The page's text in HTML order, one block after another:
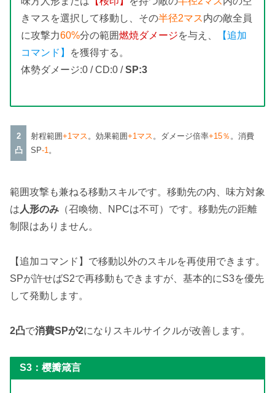
きマスを選択して移動し、その半径2マス内の敵全員
に攻撃力60%分の範囲燃焼ダメージを与え、
【追加
コマンド】
を獲得する。
体勢ダメージ:0 / CD:0 /SP:3
2
凸
射程範囲+1マス。効果範囲+1マス。ダメージ倍率+15％ 。消費
SP-1。
範囲攻撃も兼ねる移動スキルです。移動先の内、味方対象
は 人形のみ （召喚物、NPCは不可）です。移動先の距離
制限はありません。
【追加コマンド】で移動以外のスキルを再使用できます。
SPが許せばS2で再移動もできますが、基本的にS3を優先
して発動します。
2凸で消費SPが2になりスキルサイクルが改善します。
S3： 樱瓣箴言